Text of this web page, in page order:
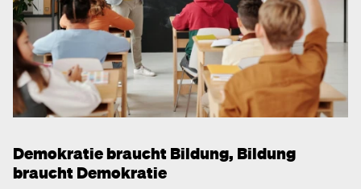
Demokratie braucht Bildung, Bildung
braucht Demokratie